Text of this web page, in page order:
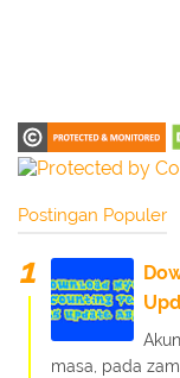
Postingan Populer
masa, pada